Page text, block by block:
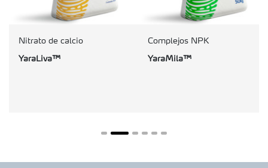
Nitrato de calcio
YaraLiva™
Complejos NPK
YaraMila™